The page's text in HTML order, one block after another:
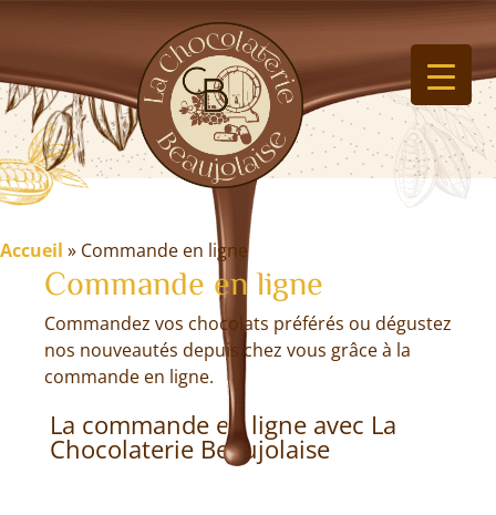
Accueil » Commande en ligne
Commande en ligne
Commandez vos chocolats préférés ou dégustez
nos nouveautés depuis chez vous grâce à la
commande en ligne.
La commande en ligne avec La
Chocolaterie Beaujolaise